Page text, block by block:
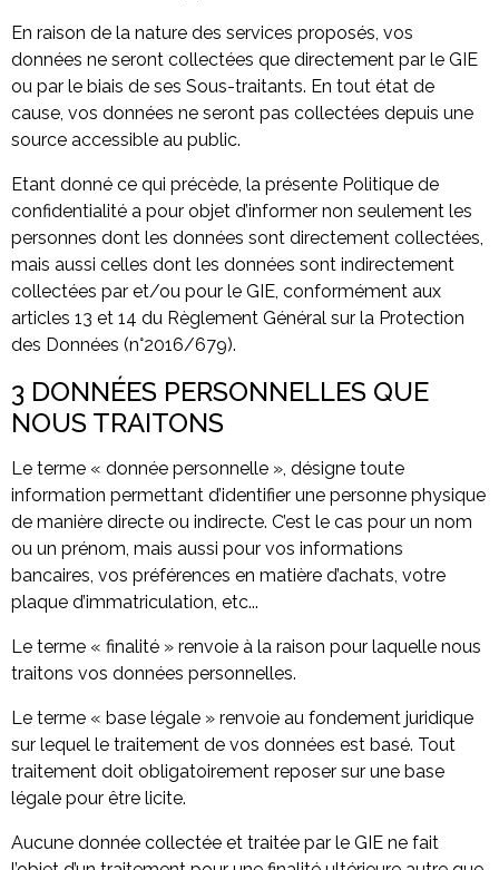
En raison de la nature des services proposés, vos
données ne seront collectées que directement par le GIE
ou par le biais de ses Sous-traitants. En tout état de
cause, vos données ne seront pas collectées depuis une
source accessible au public.
Etant donné ce qui précède, la présente Politique de
confidentialité a pour objet d’informer non seulement les
personnes dont les données sont directement collectées,
mais aussi celles dont les données sont indirectement
collectées par et/ou pour le GIE, conformément aux
articles 13 et 14 du Règlement Général sur la Protection
des Données (n°2016/679).
3 DONNÉES PERSONNELLES QUE
NOUS TRAITONS
Le terme « donnée personnelle », désigne toute
information permettant d’identifier une personne physique
de manière directe ou indirecte. C’est le cas pour un nom
ou un prénom, mais aussi pour vos informations
bancaires, vos préférences en matière d’achats, votre
plaque d’immatriculation, etc...
Le terme « finalité » renvoie à la raison pour laquelle nous
traitons vos données personnelles.
Le terme « base légale » renvoie au fondement juridique
sur lequel le traitement de vos données est basé. Tout
traitement doit obligatoirement reposer sur une base
légale pour être licite.
Aucune donnée collectée et traitée par le GIE ne fait